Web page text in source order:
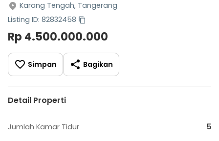
Karang Tengah, Tangerang
Listing ID: 82832458
Rp 4.500.000.000
Simpan Bagikan
Detail Properti
Jumlah Kamar Tidur 5